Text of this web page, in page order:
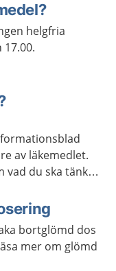
helgfria
av läkemedlet.
du ska tänka
bortglömd dos
mer om glömd